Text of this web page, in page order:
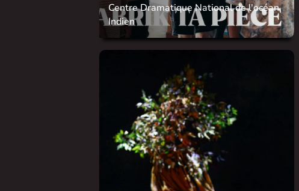
Centre Dramatique National de l'océan
Indien